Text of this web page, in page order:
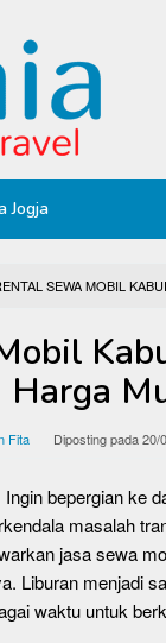
Jogja
SEWA MOBIL
Harga
Fita Diposting pada20/
bepergian ke
masalah
jasa sewa
Liburan menjadi
waktu untuk